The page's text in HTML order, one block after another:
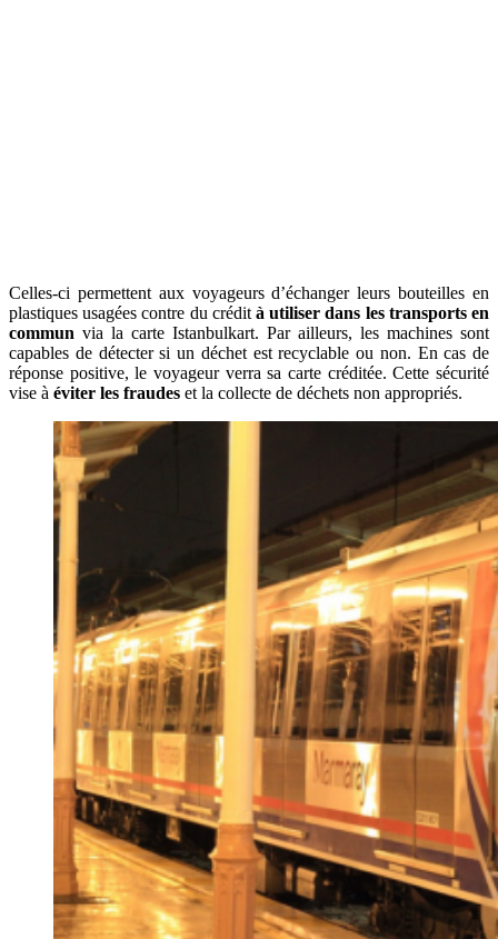
Celles-ci permettent aux voyageurs d’échanger leurs bouteilles en
plastiques usagées contre du crédit à utiliser dans les transports en
commun via la carte Istanbulkart. Par ailleurs, les machines sont
capables de détecter si un déchet est recyclable ou non. En cas de
réponse positive, le voyageur verra sa carte créditée. Cette sécurité
vise à éviter les fraudes et la collecte de déchets non appropriés.